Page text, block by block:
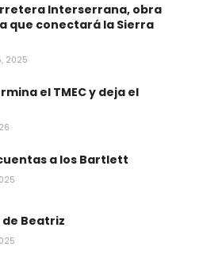
Interserrana, obra
que conectará la Sierra
2025
el TMEC y deja el
a los Bartlett
Beatriz